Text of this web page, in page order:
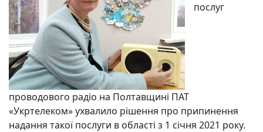
послуг
проводового радіо на Полтавщині ПАТ
«Укртелеком» ухвалило рішення про припинення
надання такої послуги в області з 1 січня 2021 року.